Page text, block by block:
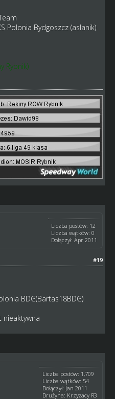
Polonia Bydgoszcz (aslanik)
Rybnik)
Liczba postów: 12
Liczba wątków: 0
Dołączył: Apr 2011
#19
BDG(Bartas18BDG)
nieaktywna
Liczba postów: 1,709
Liczba wątków: 54
Dołączył: Jan 2011
Drużyna: Krzyżacy R3